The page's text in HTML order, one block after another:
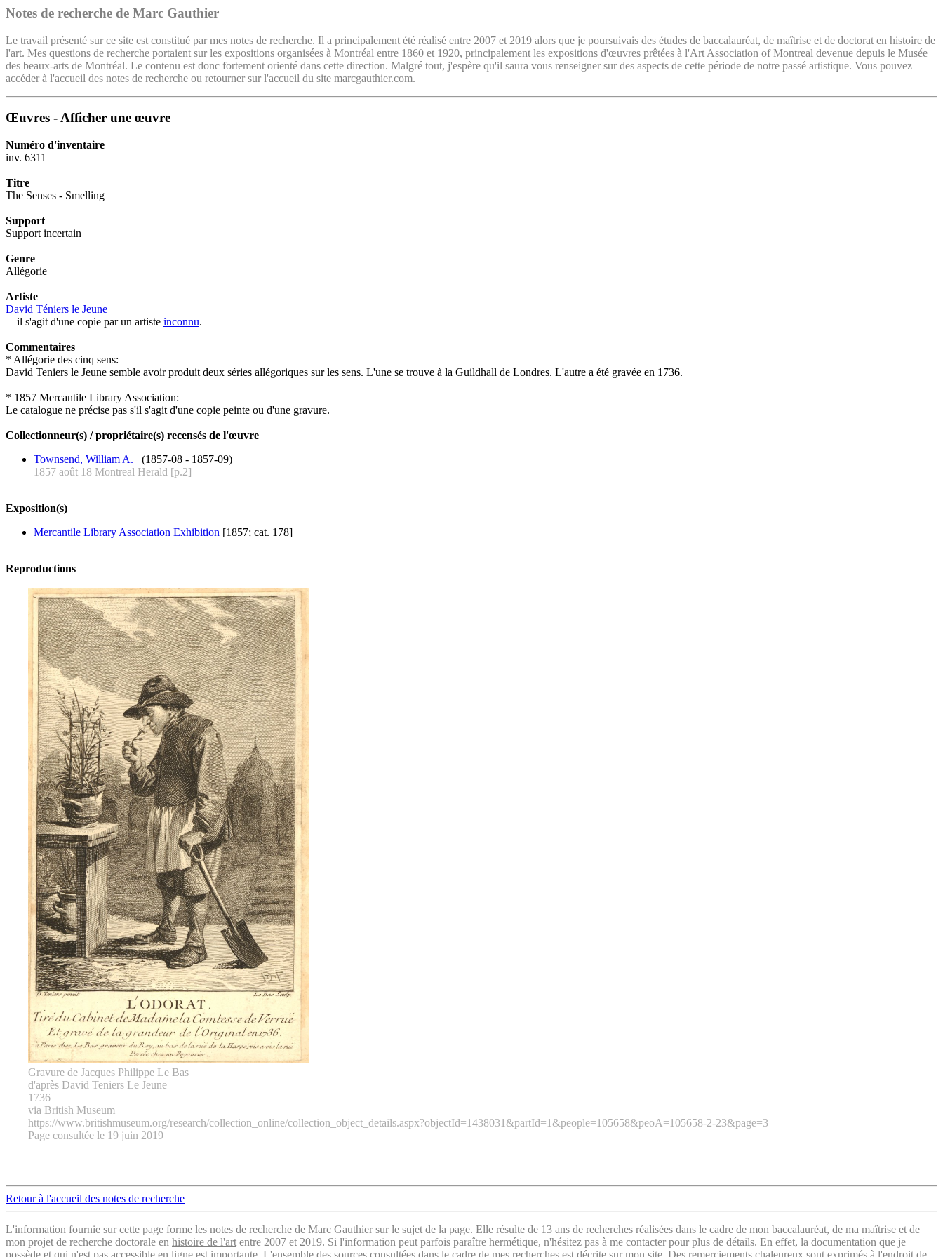
Notes de recherche de Marc Gauthier
Le travail présenté sur ce site est constitué par mes notes de recherche. Il a principalement été réalisé entre 2007 et 2019 alors que je poursuivais des études de baccalauréat, de maîtrise et de doctorat en histoire de
l'art. Mes questions de recherche portaient sur les expositions organisées à Montréal entre 1860 et 1920, principalement les expositions d'œuvres prêtées à l'Art Association of Montreal devenue depuis le Musée
des beaux-arts de Montréal. Le contenu est donc fortement orienté dans cette direction. Malgré tout, j'espère qu'il saura vous renseigner sur des aspects de cette période de notre passé artistique. Vous pouvez
accéder à l'accueil des notes de recherche ou retourner sur l'accueil du site marcgauthier.com.
Œuvres - Afficher une œuvre
Numéro d'inventaire
inv. 6311
Titre
The Senses - Smelling
Support
Support incertain
Genre
Allégorie
Artiste
David Téniers le Jeune
il s'agit d'une copie par un artiste inconnu.
Commentaires
* Allégorie des cinq sens:
David Teniers le Jeune semble avoir produit deux séries allégoriques sur les sens. L'une se trouve à la Guildhall de Londres. L'autre a été gravée en 1736.
* 1857 Mercantile Library Association:
Le catalogue ne précise pas s'il s'agit d'une copie peinte ou d'une gravure.
Collectionneur(s) / propriétaire(s) recensés de l'œuvre
Townsend, William A. (1857-08 - 1857-09)
1857 août 18 Montreal Herald [p.2]
Exposition(s)
Mercantile Library Association Exhibition [1857; cat. 178]
Reproductions
Gravure de Jacques Philippe Le Bas
d'après David Teniers Le Jeune
1736
via British Museum
https://www.britishmuseum.org/research/collection_online/collection_object_details.aspx?objectId=1438031&partId=1&people=105658&peoA=105658-2-23&page=3
Page consultée le 19 juin 2019
Retour à l'accueil des notes de recherche
L'information fournie sur cette page forme les notes de recherche de Marc Gauthier sur le sujet de la page. Elle résulte de 13 ans de recherches réalisées dans le cadre de mon baccalauréat, de ma maîtrise et de
mon projet de recherche doctorale en histoire de l'art entre 2007 et 2019. Si l'information peut parfois paraître hermétique, n'hésitez pas à me contacter pour plus de détails. En effet, la documentation que je
possède et qui n'est pas accessible en ligne est importante. L'ensemble des sources consultées dans le cadre de mes recherches est décrite sur mon site. Des remerciements chaleureux sont exprimés à l'endroit de